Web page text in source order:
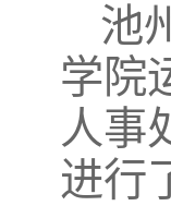
池
学院
人事
进行